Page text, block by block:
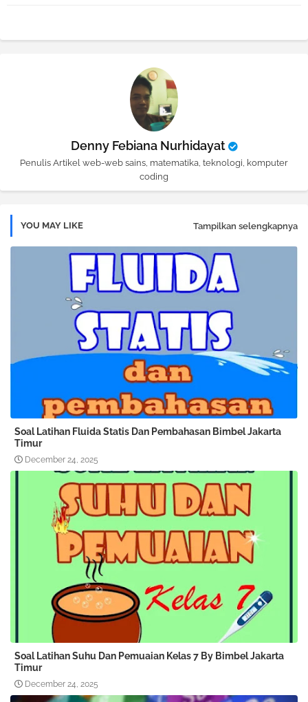
Denny Febiana Nurhidayat
Penulis Artikel web-web sains, matematika, teknologi, komputer
coding
YOU MAY LIKE Tampilkan selengkapnya
Soal Latihan Fluida Statis Dan Pembahasan Bimbel Jakarta
Timur
December 24, 2025
Soal Latihan Suhu Dan Pemuaian Kelas 7 By Bimbel Jakarta
Timur
December 24, 2025